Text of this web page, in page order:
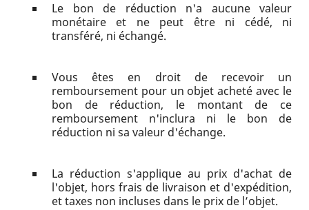
Le bon de réduction n'a aucune valeur
monétaire et ne peut être ni cédé, ni
transféré, ni échangé.
Vous êtes en droit de recevoir un
remboursement pour un objet acheté avec le
bon de réduction, le montant de ce
remboursement n'inclura ni le bon de
réduction ni sa valeur d'échange.
La réduction s'applique au prix d'achat de
l'objet, hors frais de livraison et d'expédition,
et taxes non incluses dans le prix de l’objet.